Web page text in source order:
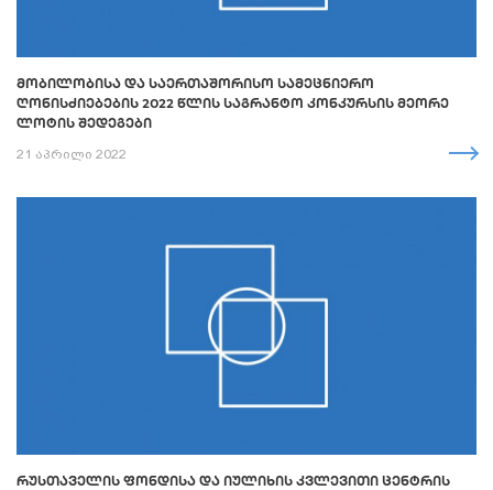
ᲛᲝᲑᲘᲚᲝᲑᲘᲡᲐ ᲓᲐ ᲡᲐᲔᲠᲗᲐᲨᲝᲠᲘᲡᲝ ᲡᲐᲛᲔᲪᲜᲘᲔᲠᲝ
ᲦᲝᲜᲘᲡᲫᲘᲔᲑᲔᲑᲘᲡ 2022 ᲬᲚᲘᲡ ᲡᲐᲒᲠᲐᲜᲢᲝ ᲙᲝᲜᲙᲣᲠᲡᲘᲡ ᲛᲔᲝᲠᲔ
ᲚᲝᲢᲘᲡ ᲨᲔᲓᲔᲒᲔᲑᲘ
21 აპრილი 2022
ᲠᲣᲡᲗᲐᲕᲔᲚᲘᲡ ᲤᲝᲜᲓᲘᲡᲐ ᲓᲐ ᲘᲣᲚᲘᲮᲘᲡ ᲙᲕᲚᲔᲕᲘᲗᲘ ᲪᲔᲜᲢᲠᲘᲡ